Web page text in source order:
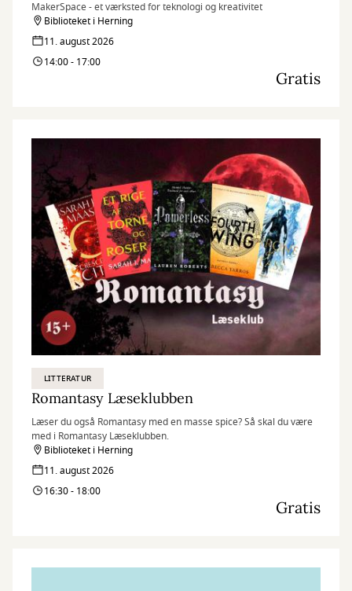
MakerSpace - et værksted for teknologi og kreativitet
Biblioteket i Herning
11. august 2026
14:00 - 17:00
Gratis
LITTERATUR
Romantasy Læseklubben
Læser du også Romantasy med en masse spice? Så skal du være
med i Romantasy Læseklubben.
Biblioteket i Herning
11. august 2026
16:30 - 18:00
Gratis